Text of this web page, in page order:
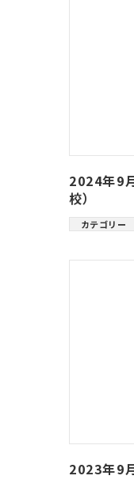
2024年9
校）
カテゴリー
2023年9